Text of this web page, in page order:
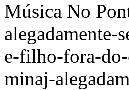
Música No
alegadamente-
e-filho-fora-do-
minaj-